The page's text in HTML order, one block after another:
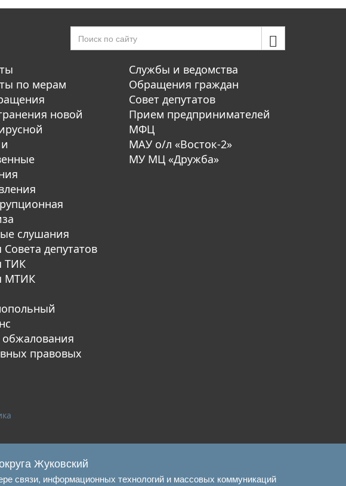
по мерам
новой
слушания
депутатов
ТИК
МТИК
правовых
Службы и ведомства
Обращения граждан
Совет депутатов
Прием предпринимателей
МФЦ
МАУ о/л «Восток-2»
МУ МЦ «Дружба»
Жуковский
связи, информационных технологий и массовых коммуникаций